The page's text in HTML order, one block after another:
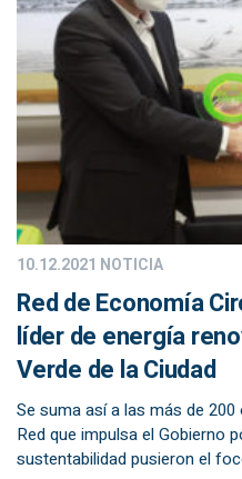
10.12.2021 NOTICIA
Red de Economía
líder de energía
Verde de la Ciudad
Se suma así a las más de
Red que impulsa el Gobierno
sustentabilidad pusieron el